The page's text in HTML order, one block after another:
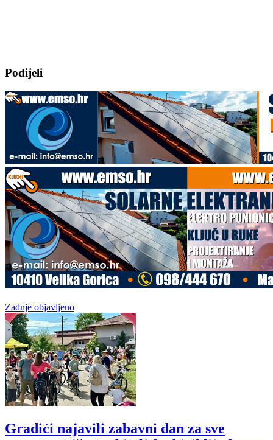
Podijeli
Zadnje objavljeno
Gradići najavili zabavni dan za sve